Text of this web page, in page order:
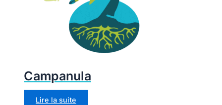
Campanula
Lire la suite